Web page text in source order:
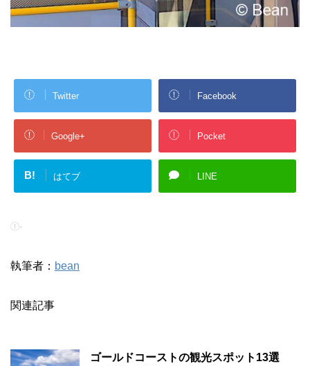
Twitter Facebook
Google+ Pocket
B! はてブ LINE
-
執筆者： bean
関連記事
ゴールドコーストの観光スポット13選